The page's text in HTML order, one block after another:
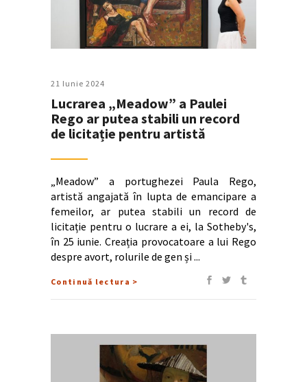
21 Iunie 2024
Lucrarea „Meadow” a Paulei
Rego ar putea stabili un record
de licitație pentru artistă
„Meadow” a portughezei Paula Rego,
artistă angajată în lupta de emancipare a
femeilor, ar putea stabili un record de
licitație pentru o lucrare a ei, la Sotheby's,
în 25 iunie. Creația provocatoare a lui Rego
despre avort, rolurile de gen și
Continuă lectura >